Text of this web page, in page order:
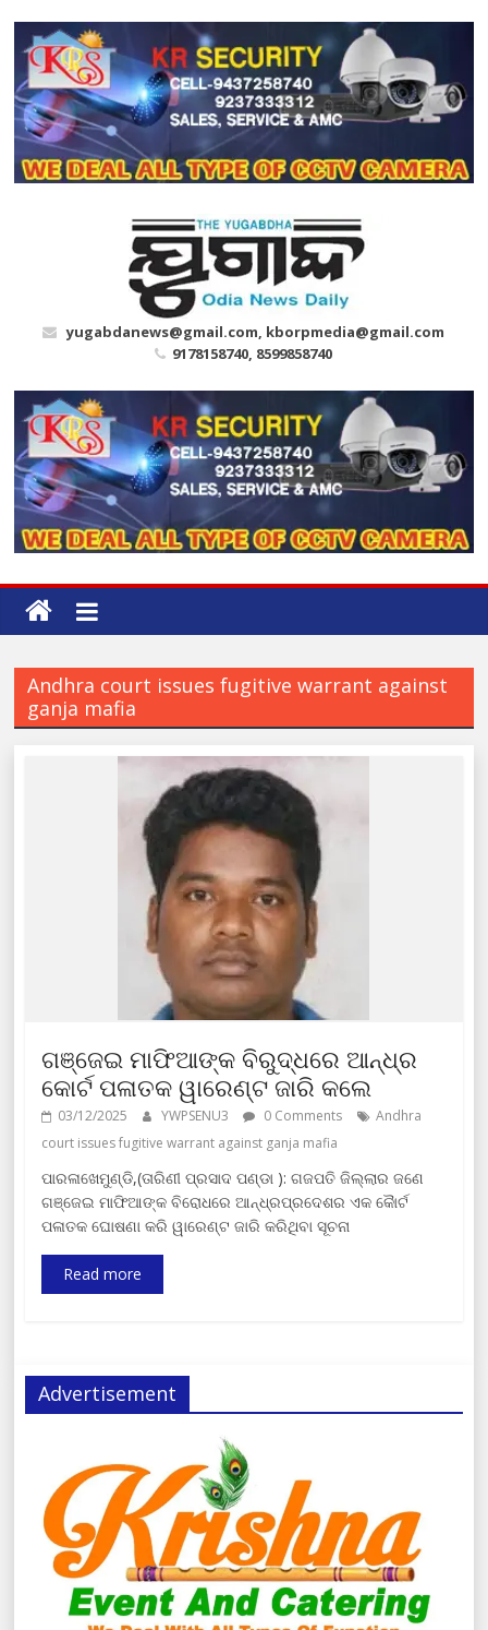
content
yugabdanews@gmail.com, kborpmedia@gmail.com
9178158740, 8599858740
Andhra court issues fugitive warrant against
ganja mafia
ଗଞ୍ଜେଇ ମାଫିଆଙ୍କ ବିରୁଦ୍ଧରେ ଆନ୍ଧ୍ର
କୋର୍ଟ ପଳାତକ ୱାରେଣ୍ଟ ଜାରି କଲେ
03/12/2025 YWPSENU3 0 Comments
Andhra
court issues fugitive warrant against ganja mafia
ପାରଳାଖେମୁଣ୍ଡି,(ତାରିଣୀ ପ୍ରସାଦ ପଣ୍ଡା ): ଗଜପତି ଜିଲ୍ଲାର ଜଣେ
ଗଞ୍ଜେଇ ମାଫିଆଙ୍କ ବିରୋଧରେ ଆନ୍ଧ୍ରପ୍ରଦେଶର ଏକ କୋୖର୍ଟ
ପଳାତକ ଘୋଷଣା କରି ୱାରେଣ୍ଟ ଜାରି କରିଥିବା ସୂଚନା
Read more
Advertisement